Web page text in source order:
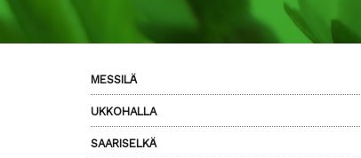
MESSILÄ
UKKOHALLA
SAARISELKÄ